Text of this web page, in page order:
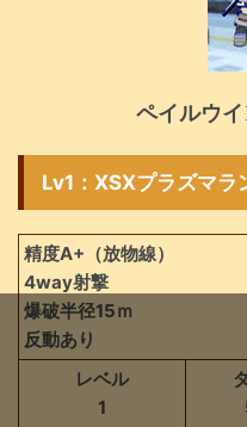
ペイルウイ
Lv1：XSXプラズマラ
精度A+（放物線）
4way射撃
爆破半径15ｍ
反動あり
レベル
1